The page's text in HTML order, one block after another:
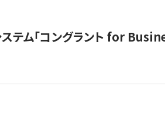
テム「コングラント for